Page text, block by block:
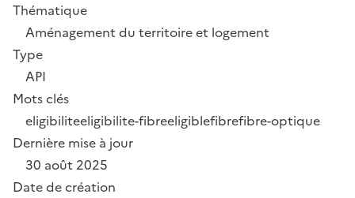
Thématique
Aménagement du territoire et logement
Type
API
Mots clés
eligibiliteeligibilite-fibreeligiblefibrefibre-optique
Dernière mise à jour
30 août 2025
Date de création